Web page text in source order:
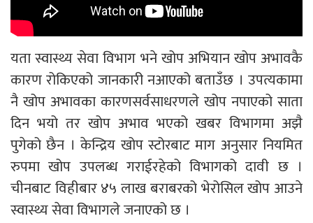
यता स्वास्थ्य सेवा विभाग भने खोप अभियान खोप अभावकै
कारण रोकिएको जानकारी नआएको बताउँछ । उपत्यकामा
नै खोप अभावका कारणसर्वसाधरणले खोप नपाएको साता
दिन भयो तर खोप अभाव भएको खबर विभागमा अझै
पुगेको छैन । केन्द्रिय खोप स्टोरबाट माग अनुसार नियमित
रुपमा खोप उपलब्ध गराईरहेको विभागको दावी छ ।
चीनबाट विहीबार ४५ लाख बराबरको भेरोसिल खोप आउने
स्वास्थ्य सेवा विभागले जनाएको छ ।